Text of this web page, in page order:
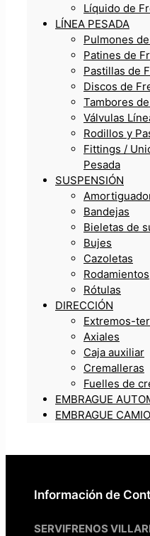
Líquido de
LÍNEA PESADA
Pulmones
Patines de
Pastillas de
Discos de
Tambores
Válvulas
Rodillos y
Fittings /
Pesada
SUSPENSIÓN
Bandejas
Bieletas de
Bujes
Cazoletas
Rodamientos
Rótulas
DIRECCIÓN
Extremos-
Axiales
Caja auxiliar
Cremalleras
Fuelles de
EMBRAGUE
EMBRAGUE
Información de
SERVIFRENOS